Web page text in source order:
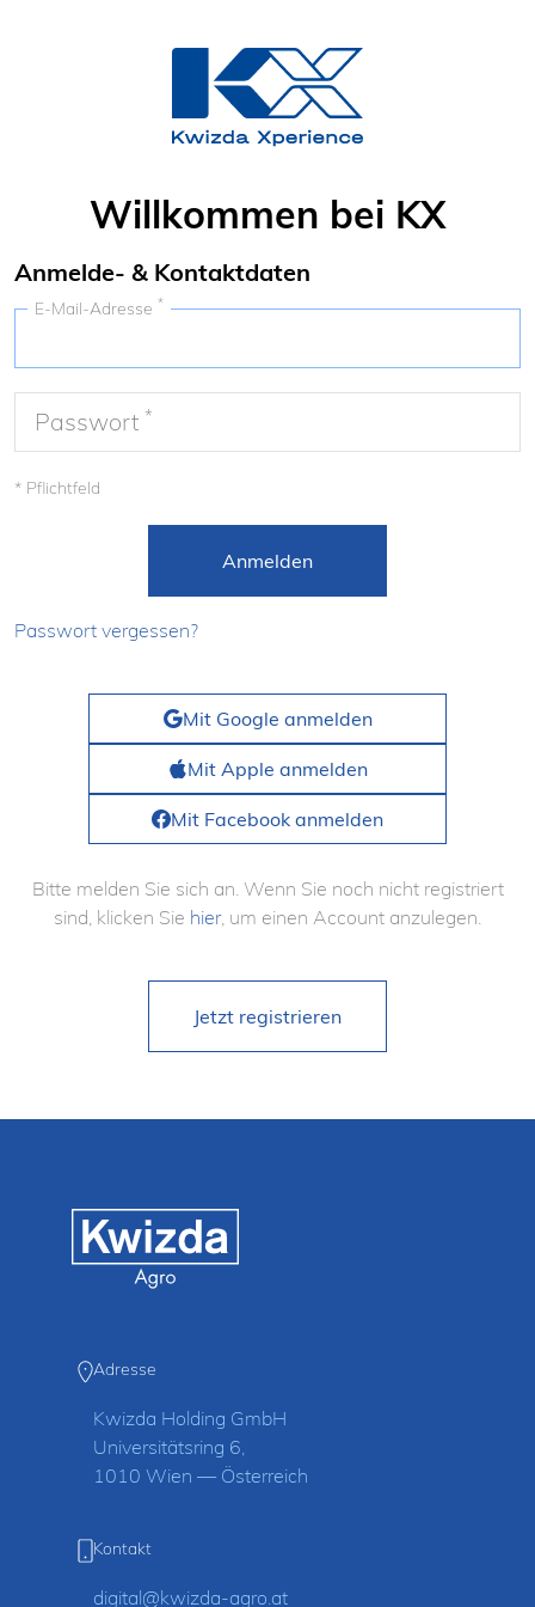
Willkommen bei KX
Anmelde- & Kontaktdaten
E-Mail-Adresse *
Passwort *
* Pflichtfeld
Anmelden
Passwort vergessen?
Mit Google anmelden
Mit Apple anmelden
Mit Facebook anmelden
Bitte melden Sie sich an. Wenn Sie noch nicht registriert
sind, klicken Sie hier, um einen Account anzulegen.
Jetzt registrieren
Adresse
Kwizda Holding GmbH
Universitätsring 6,
1010 Wien — Österreich
Kontakt
digital@kwizda-agro.at